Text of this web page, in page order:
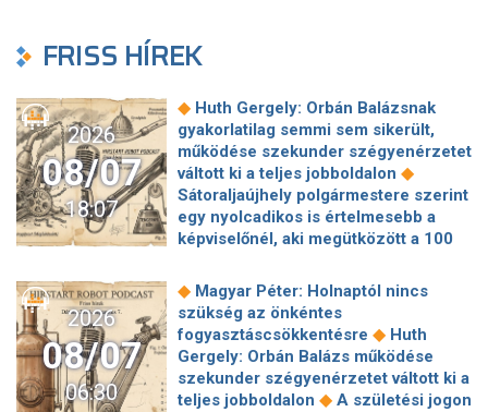
FRISS HÍREK
2026
08/07
18:07
◆ Huth Gergely: Orbán Balázsnak
gyakorlatilag semmi sem sikerült,
működése szekunder szégyenérzetet
váltott ki a teljes jobboldalon ◆
Sátoraljaújhely polgármestere szerint
egy nyolcadikos is értelmesebb a
képviselőnél, aki megütközött a 100
hírszerzés szerint Putyin pár éven
belül megtámadhat egy NATO-
tagállamot ◆ Vitézy Dávid
elmagyarázta, miért Mészárosék
cége nyerte a közbeszerzést
sínhegesztésre◆ Nagy cégek
2026
08/07
06:30
◆ Magyar Péter: Holnaptól nincs
szükség az önkéntes
fogyasztáscsökkentésre ◆ Huth
Gergely: Orbán Balázs működése
szekunder szégyenérzetet váltott ki a
teljes jobboldalon ◆ A születési jogon